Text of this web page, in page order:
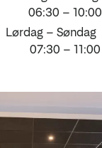
06:30 – 10:00
Lørdag – Søndag
07:30 – 11:00